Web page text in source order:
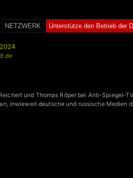
NETZWERK Unterstütze den Betrieb der
und Thomas Röper bei Anti-Spiegel-
inwieweit deutsche und russische Medien